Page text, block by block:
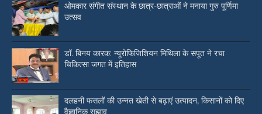
ओमकार संगीत संस्थान के छात्र-छात्राओं ने मनाया गुरु पूर्णिमा
उत्सव
डॉ. बिनय कारक: न्यूरोफिजिशियन मिथिला के सपूत ने रचा
चिकित्सा जगत में इतिहास
दलहनी फसलों की उन्नत खेती से बढ़ाएं उत्पादन, किसानों को दिए